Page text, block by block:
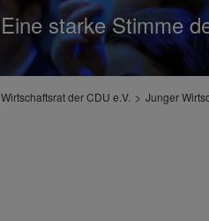
Eine starke Stimme
Wirtschaftsrat der CDU e.V. Junger